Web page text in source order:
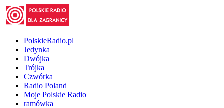
PolskieRadio.pl
Jedynka
Dwójka
Trójka
Czwórka
Radio Poland
Moje Polskie Radio
ramówka